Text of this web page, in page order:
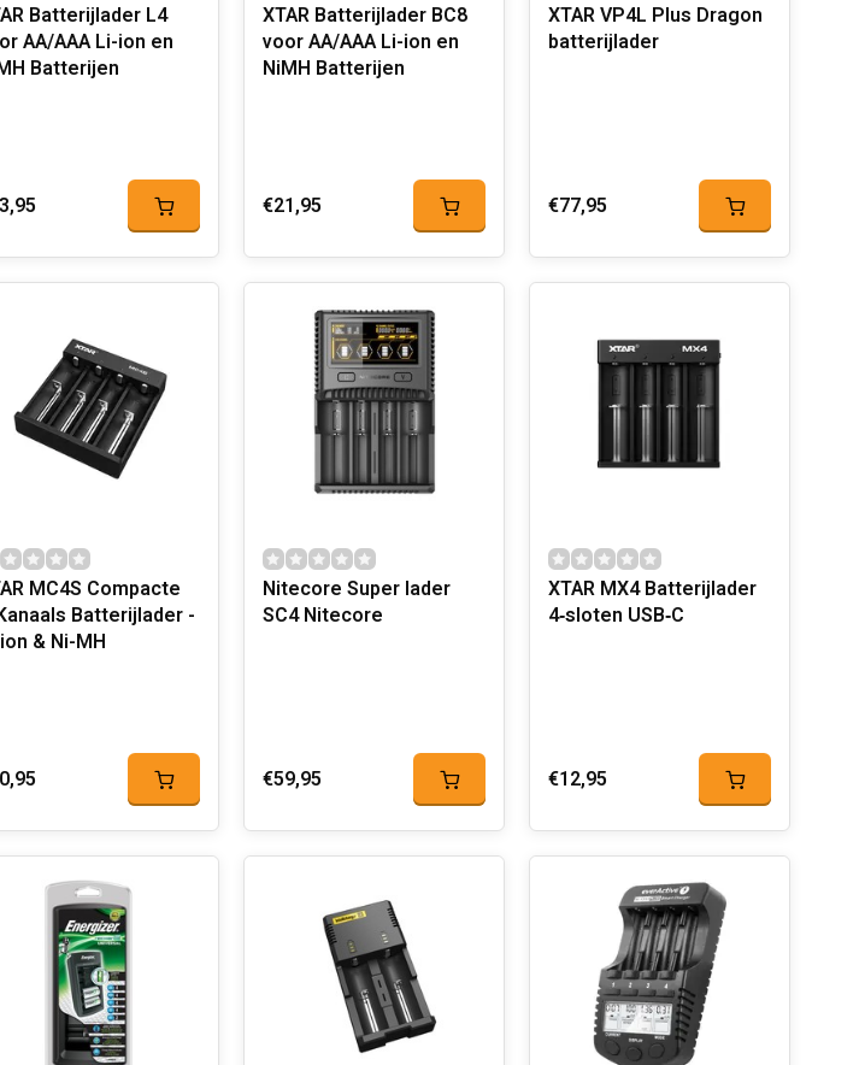
Batterijlader L4
AA/AAA Li-ion en
Batterijen
XTAR Batterijlader BC8
voor AA/AAA Li-ion en
NiMH Batterijen
€21,95
XTAR VP4L Plus Dragon
batterijlader
€77,95
MC4S Compacte
Batterijlader -
& Ni-MH
Nitecore Super lader
SC4 Nitecore
€59,95
XTAR MX4 Batterijlader
4‑sloten USB‑C
€12,95